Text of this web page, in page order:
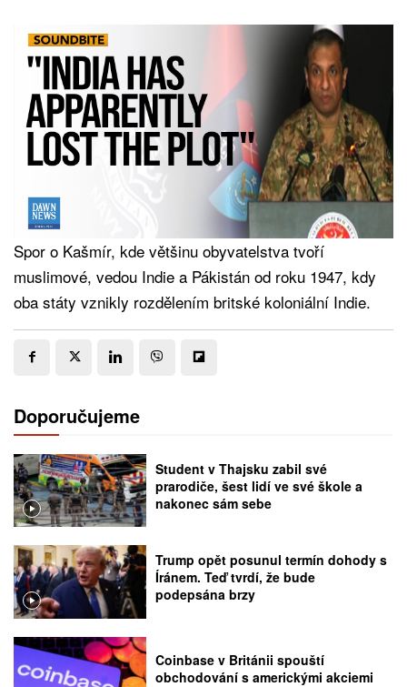
Spor o Kašmír, kde většinu obyvatelstva tvoří
muslimové, vedou Indie a Pákistán od roku 1947, kdy
oba státy vznikly rozdělením britské koloniální Indie.
Doporučujeme
Student v Thajsku zabil své
prarodiče, šest lidí ve své škole a
nakonec sám sebe
Trump opět posunul termín dohody s
Íránem. Teď tvrdí, že bude
podepsána brzy
Coinbase v Británii spouští
obchodování s americkými akciemi